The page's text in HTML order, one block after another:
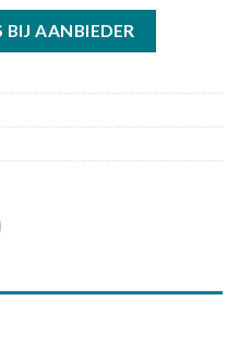
BIJ AANBIEDER